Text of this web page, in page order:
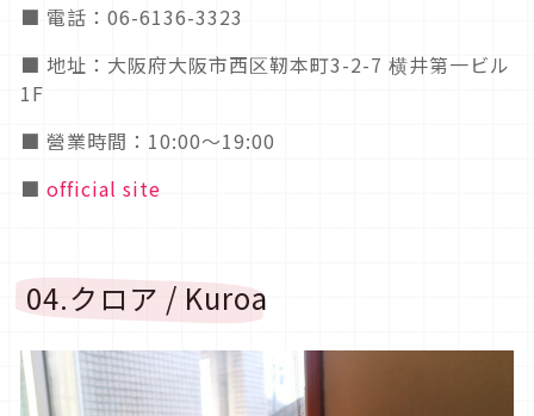
■ 電話：06-6136-3323
■ 地址：大阪府大阪市西区靭本町3-2-7 横井第一ビル
1F
■ 營業時間：10:00～19:00
■ official site
04.クロア / Kuroa